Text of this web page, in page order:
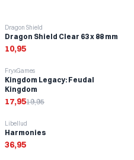
Dragon Shield
Dragon Shield Clear 63 x 88 mm
10,95
-10%
FryxGames
Kingdom Legacy: Feudal
Kingdom
17,9519,95
Libellud
Harmonies
36,95